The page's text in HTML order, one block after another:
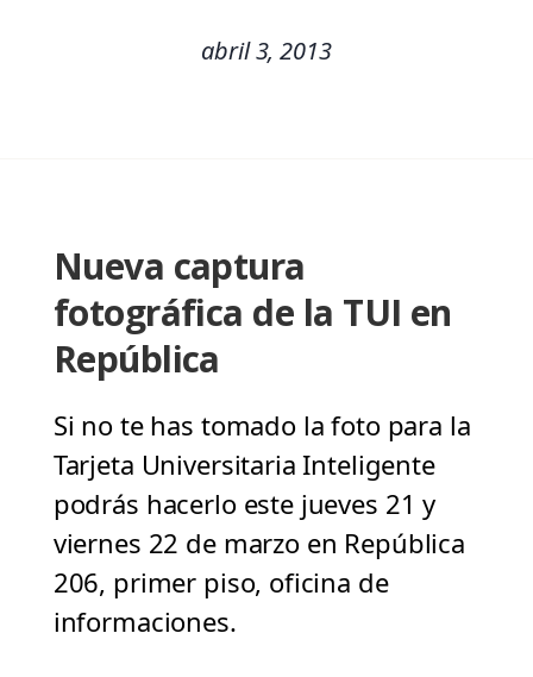
abril 3, 2013
Nueva captura
fotográfica de la TUI en
República
Si no te has tomado la foto para la
Tarjeta Universitaria Inteligente
podrás hacerlo este jueves 21 y
viernes 22 de marzo en República
206, primer piso, oficina de
informaciones.